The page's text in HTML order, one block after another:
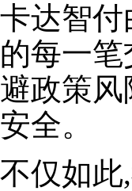
卡达智付
的每一
避政策
安全。
不仅如此